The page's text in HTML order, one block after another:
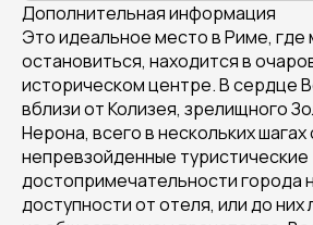
Дополнительная информация
Это идеальное место в Риме, где
остановиться, находится в
историческом центре. В сердце
вблизи от Колизея, зрелищного
Нерона, всего в нескольких шагах
непревзойденные туристические
достопримечательности города
доступности от отеля, или до них